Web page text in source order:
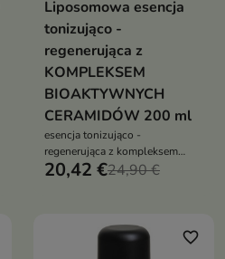
Liposomowa esencja
tonizująco -
regenerująca z
KOMPLEKSEM
BIOAKTYWNYCH
CERAMIDÓW 200 ml
esencja tonizująco -
regenerująca z kompleksem
bioaktywnych ceramidów
20,42 €24,90 €
favorite_border